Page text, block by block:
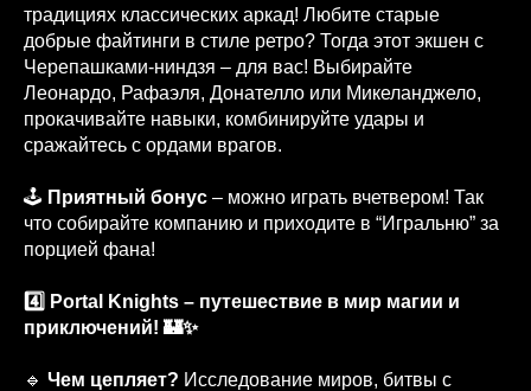
традициях классических аркад! Любите старые
добрые файтинги в стиле ретро? Тогда этот экшен с
Черепашками-ниндзя – для вас! Выбирайте
Леонардо, Рафаэля, Донателло или Микеланджело,
прокачивайте навыки, комбинируйте удары и
сражайтесь с ордами врагов.
🕹️ Приятный бонус – можно играть вчетвером! Так
что собирайте компанию и приходите в “Игральню” за
порцией фана!
4️⃣ Portal Knights – путешествие в мир магии и
приключений! 🏰✨
🔹 Чем цепляет? Исследование миров, битвы с